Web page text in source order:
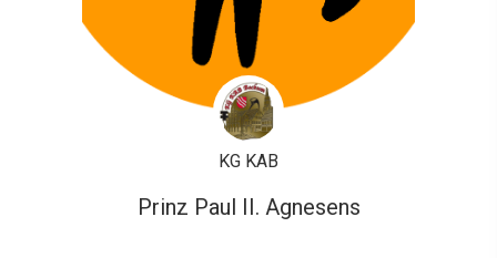
KG KAB
Prinz Paul II. Agnesens